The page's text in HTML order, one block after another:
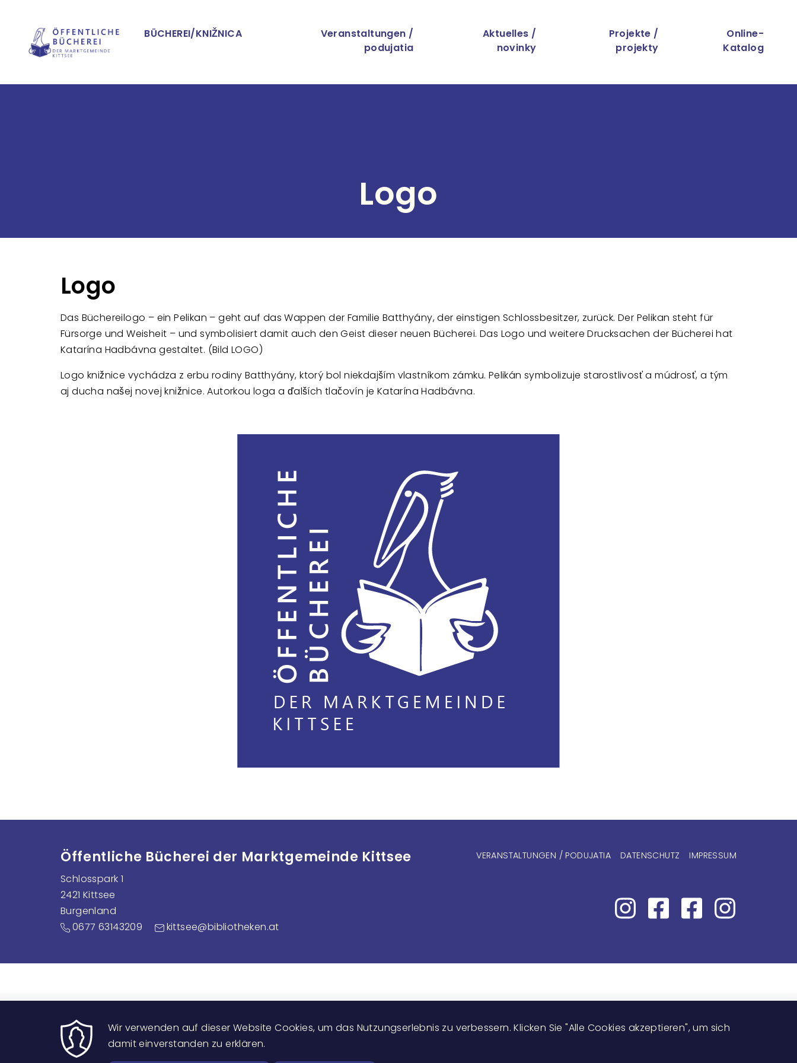
Hauptnavigation
BÜCHEREI/KNIŽNICA
Veranstaltungen /
podujatia
Aktuelles /
novinky
Projekte /
projekty
Online-
Katalog
Logo
Logo
Das Büchereilogo – ein Pelikan – geht auf das Wappen der Familie Batthyány, der einstigen Schlossbesitzer, zurück. Der Pelikan steht für
Fürsorge und Weisheit – und symbolisiert damit auch den Geist dieser neuen Bücherei. Das Logo und weitere Drucksachen der Bücherei hat
Katarína Hadbávna gestaltet. (Bild LOGO)
Logo knižnice vychádza z erbu rodiny Batthyány, ktorý bol niekdajším vlastníkom zámku. Pelikán symbolizuje starostlivosť a múdrosť, a tým
aj ducha našej novej knižnice. Autorkou loga a ďalších tlačovín je Katarína Hadbávna.
Öffentliche Bücherei der Marktgemeinde Kittsee
Schlosspark 1
2421 Kittsee
Burgenland
0677 63143209
kittsee@bibliotheken.at
Fußzeilenmenü
VERANSTALTUNGEN / PODUJATIA DATENSCHUTZ IMPRESSUM
Image
Wir verwenden auf dieser Website Cookies, um das Nutzungserlebnis zu verbessern. Klicken Sie "Alle Cookies akzeptieren", um sich
damit einverstanden zu erklären.